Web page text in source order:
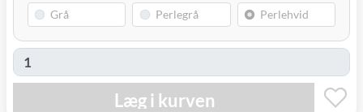
Læg i kurven